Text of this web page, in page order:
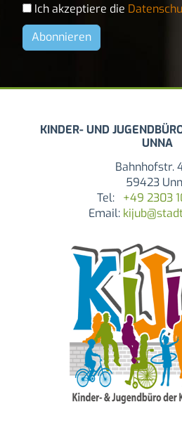
Ich akzeptiere die
KINDER- UND
UNNA
Bahnhofstr.
59423
Tel: +49 2303
Email: